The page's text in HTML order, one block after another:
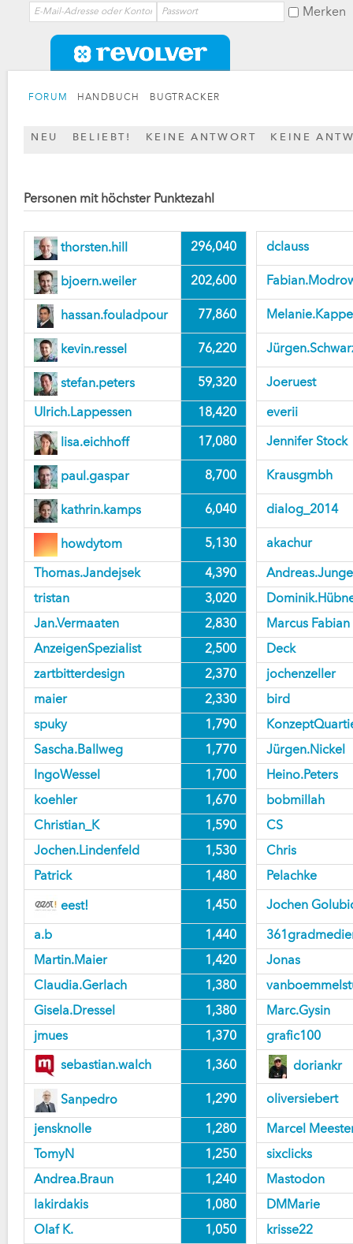
Merken
FORUM HANDBUCH BUGTRACKER
NEU BELIEBT! KEINE ANTWORT KEINE
Personen mit höchster Punktezahl
thorsten.hill 296,040 dclauss
bjoern.weiler 202,600
hassan.fouladpour 77,860
kevin.ressel 76,220
stefan.peters 59,320 Joeruest
Ulrich.Lappessen 18,420 everii
lisa.eichhoff 17,080 Jennifer Stock
paul.gaspar 8,700 Krausgmbh
kathrin.kamps 6,040 dialog_2014
howdytom 5,130 akachur
Thomas.Jandejsek 4,390
Andreas.Junge
tristan
3,020
Jan.Vermaaten
2,830
Marcus Fabian
AnzeigenSpezialist
2,500
Deck
zartbitterdesign
2,370
jochenzeller
maier
2,330
bird
spuky
1,790
Sascha.Ballweg
1,770
Jürgen.Nickel
IngoWessel
1,700
Heino.Peters
koehler
1,670
bobmillah
Christian_K
1,590
CS
Jochen.Lindenfeld
1,530
Chris
Patrick
1,480 Pelachke
eest! 1,450 Jochen
a.b 1,440
Martin.Maier
1,420
Jonas
Claudia.Gerlach
1,380
Gisela.Dressel
1,380
Marc.Gysin
jmues
1,370 grafic100
sebastian.walch 1,360 doriankr
Sanpedro 1,290 oliversiebert
jensknolle 1,280
Marcel
TomyN
1,250
sixclicks
Andrea.Braun
1,240
Mastodon
lakirdakis
1,080
DMMarie
Olaf K.
1,050
krisse22